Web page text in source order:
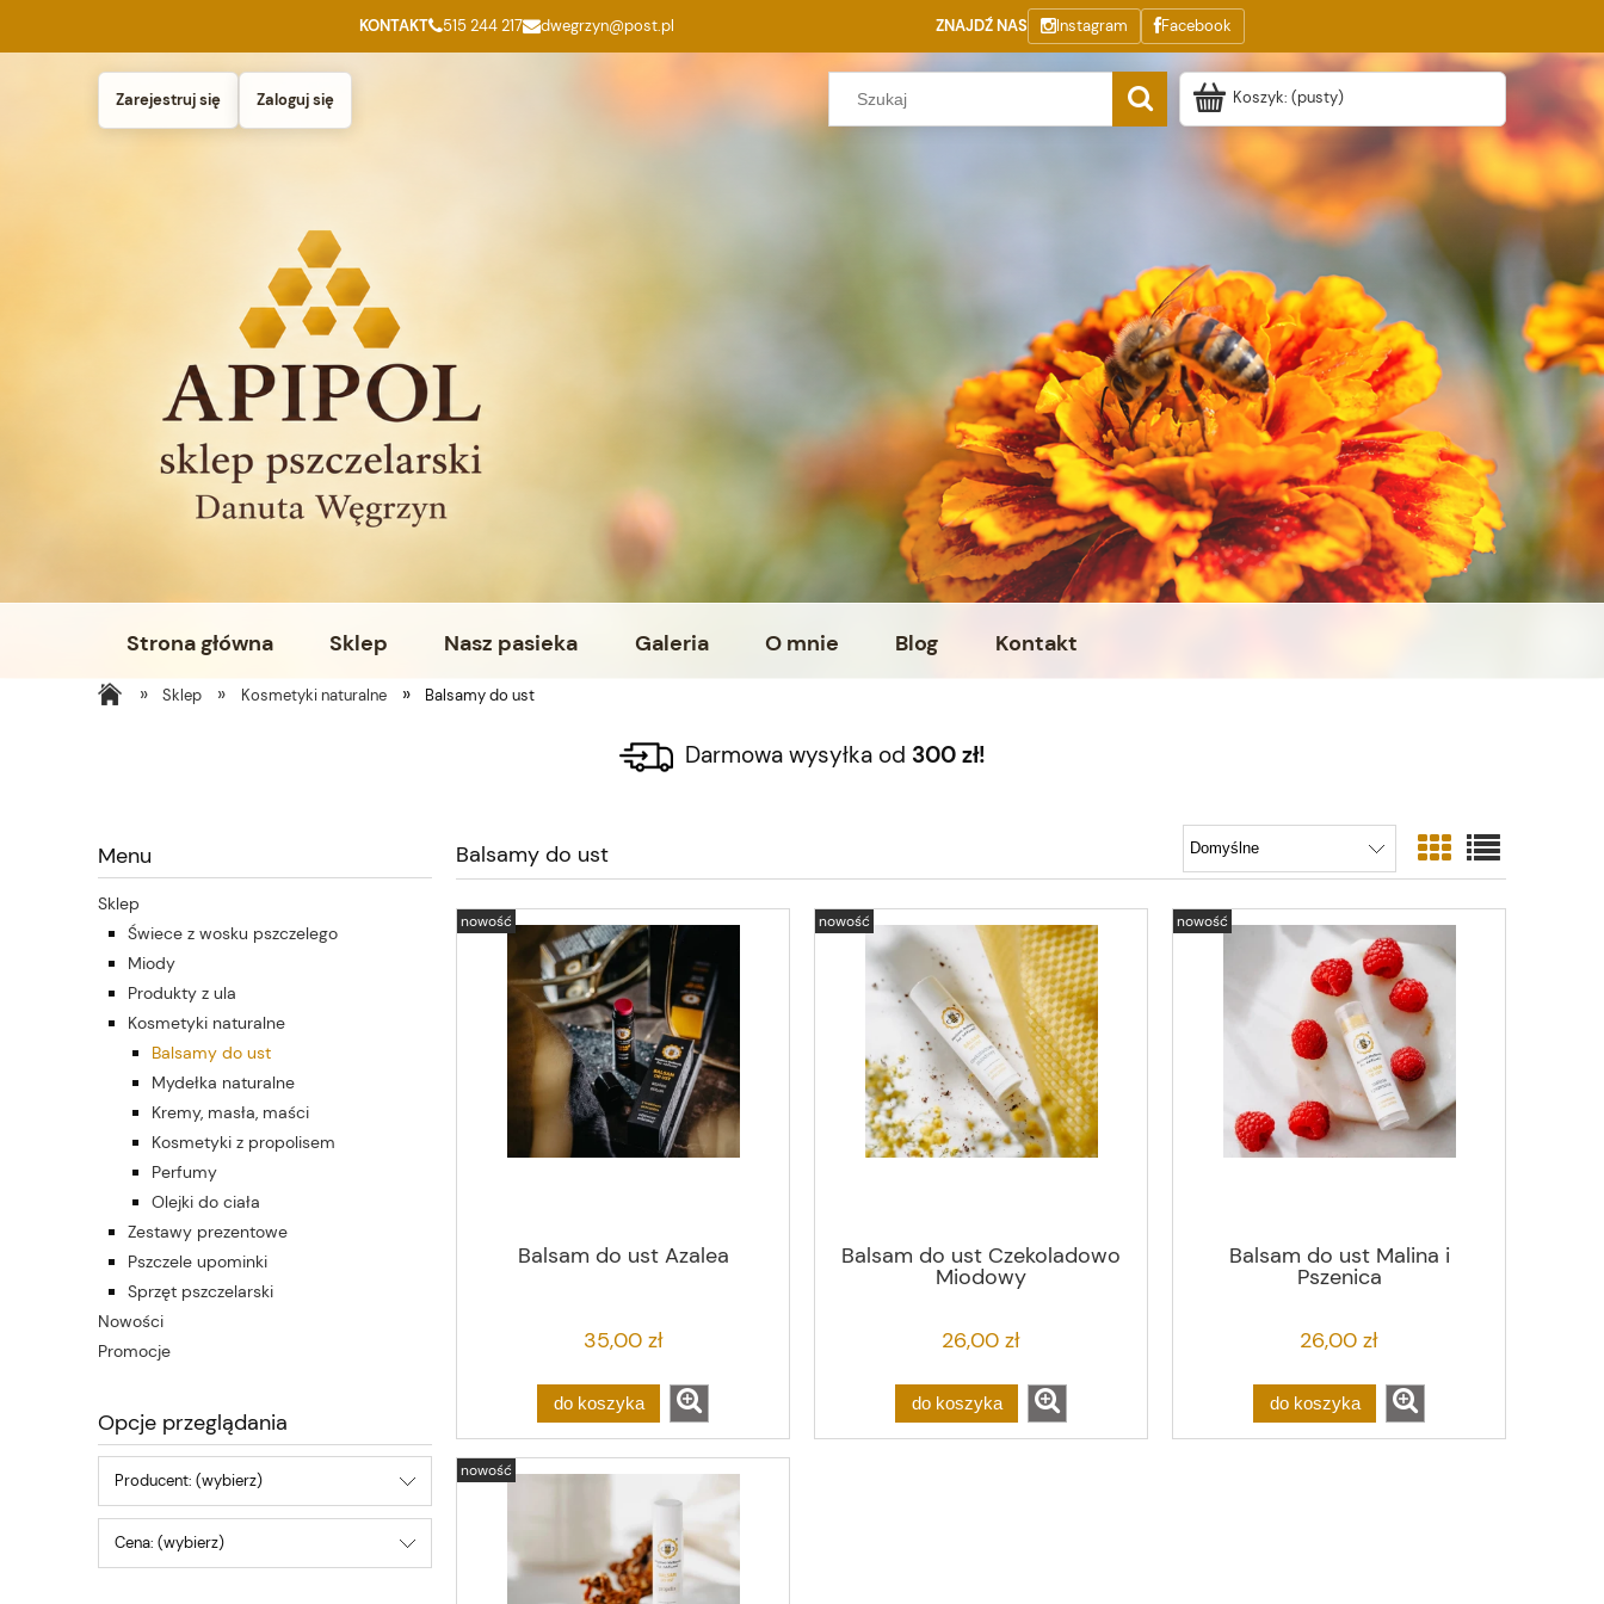
KONTAKT 515 244 217 dwegrzyn@post.pl ZNAJDŹ NAS Instagram Facebook
Zarejestruj się Zaloguj się Koszyk: (pusty)
Strona główna Sklep Nasz pasieka Galeria O mnie Blog Kontakt
» Sklep » Kosmetyki naturalne » Balsamy do ust
Darmowa wysyłka od 300 zł!
Menu
Sklep
Świece z wosku pszczelego
Miody
Produkty z ula
Kosmetyki naturalne
Balsamy do ust
Mydełka naturalne
Kremy, masła, maści
Kosmetyki z propolisem
Perfumy
Olejki do ciała
Zestawy prezentowe
Pszczele upominki
Sprzęt pszczelarski
Nowości
Promocje
Opcje przeglądania
Producent: (wybierz)
Cena: (wybierz)
Balsamy do ust
Balsam do ust Azalea
35,00 zł
do koszyka
nowość
Balsam do ust Czekoladowo
Miodowy
26,00 zł
do koszyka
nowość
Balsam do ust Malina i
Pszenica
26,00 zł
do koszyka
nowość
nowość